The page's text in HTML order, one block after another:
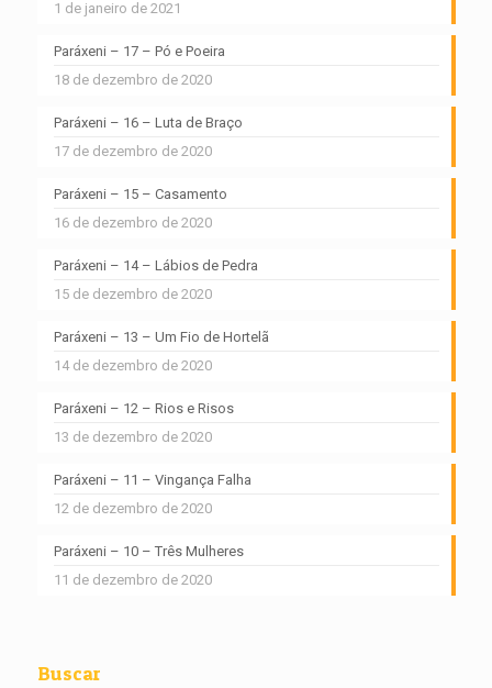
1 de janeiro de 2021
Paráxeni – 17 – Pó e Poeira
18 de dezembro de 2020
Paráxeni – 16 – Luta de Braço
17 de dezembro de 2020
Paráxeni – 15 – Casamento
16 de dezembro de 2020
Paráxeni – 14 – Lábios de Pedra
15 de dezembro de 2020
Paráxeni – 13 – Um Fio de Hortelã
14 de dezembro de 2020
Paráxeni – 12 – Rios e Risos
13 de dezembro de 2020
Paráxeni – 11 – Vingança Falha
12 de dezembro de 2020
Paráxeni – 10 – Três Mulheres
11 de dezembro de 2020
Buscar